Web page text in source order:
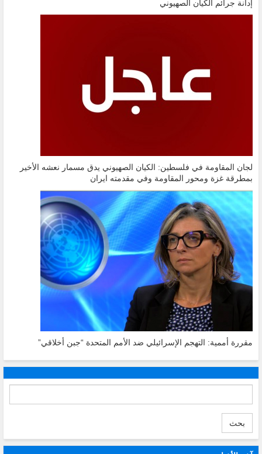
إدانة جرائم الكيان الصهيوني
لجان المقاومة في فلسطين: الكيان الصهيوني يدق مسمار نعشه الأخير
بمطرقة غزة ومحور المقاومة وفي مقدمته ايران
مقررة أممية: التهجم الإسرائيلي ضد الأمم المتحدة “جبن أخلاقي”
بحث